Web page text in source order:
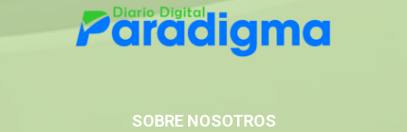
SOBRE NOSOTROS